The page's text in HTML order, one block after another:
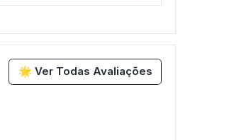
🌟 Ver Todas Avaliações